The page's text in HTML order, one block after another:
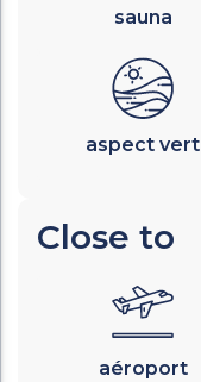
sauna
aspect vert
Close to
aéroport